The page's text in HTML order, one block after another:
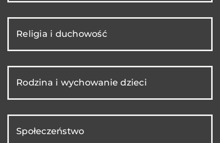
Religia i duchowość
Rodzina i wychowanie dzieci
Społeczeństwo